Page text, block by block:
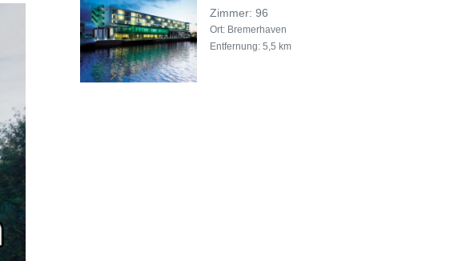
Zimmer: 96
Ort: Bremerhaven
Entfernung: 5,5 km